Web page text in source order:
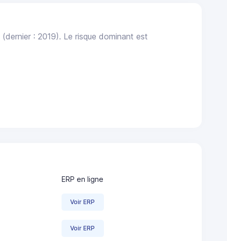
(dernier : 2019). Le risque dominant est
ERP en ligne
Voir ERP
Voir ERP